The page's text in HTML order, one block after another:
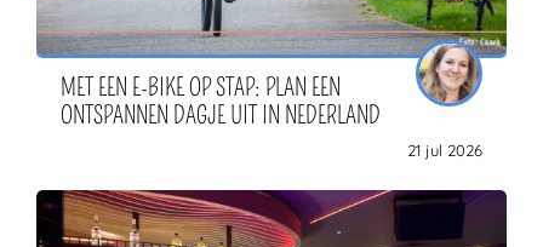
MET EEN E-BIKE OP STAP: PLAN EEN
ONTSPANNEN DAGJE UIT IN NEDERLAND
21 jul 2026